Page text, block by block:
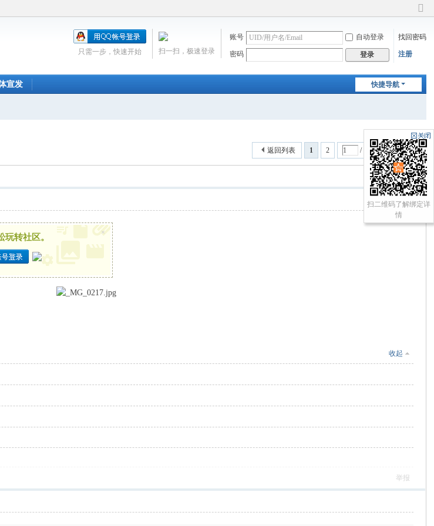
切
到
账号 自动登录 找回密码
密码 登录 注册
扫一扫，极速登录
只需一步，快速开始
快捷导航
宣发
1 2 / 2 页 下一页
返回列表
转社区。 ×
收起
举报
扫二维码了解绑定详
情